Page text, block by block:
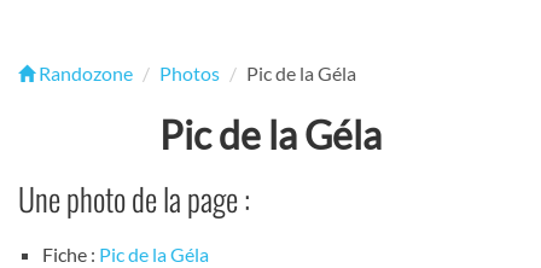
Randozone Photos Pic de la Géla
Pic de la Géla
Une photo de la page :
Fiche : Pic de la Géla